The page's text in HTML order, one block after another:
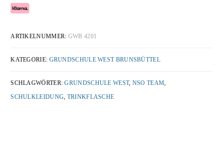
ARTIKELNUMMER: GWB 4201
KATEGORIE: GRUNDSCHULE WEST BRUNSBÜTTEL
SCHLAGWÖRTER:GRUNDSCHULE WEST, NSO TEAM,
SCHULKLEIDUNG, TRINKFLASCHE